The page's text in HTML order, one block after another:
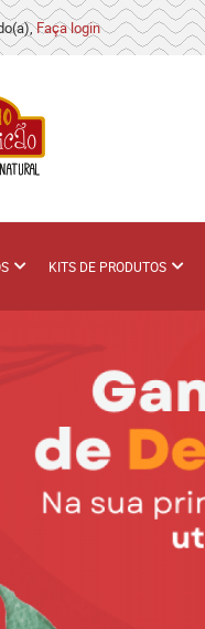
Faça login
KITS DE PRODUTOS